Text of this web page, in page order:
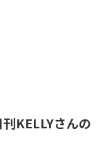
KELLYさんの